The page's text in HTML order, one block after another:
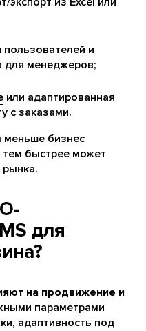
и
для менеджеров;
или адаптированная
с заказами.
бизнес
тем быстрее может
рынка.
для
на продвижение и
параметрами
адаптивность под